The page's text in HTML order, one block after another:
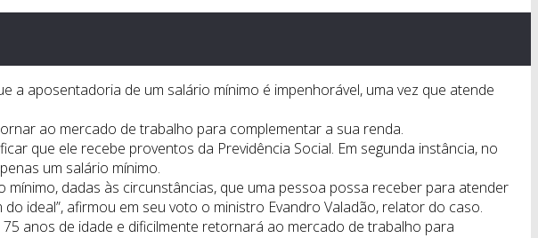
a aposentadoria de um salário mínimo é impenhorável, uma vez que atende
ao mercado de trabalho para complementar a sua renda.
que ele recebe proventos da Previdência Social. Em segunda instância, no
um salário mínimo.
dadas às circunstâncias, que uma pessoa possa receber para atender
ideal”, afirmou em seu voto o ministro Evandro Valadão, relator do caso.
anos de idade e dificilmente retornará ao mercado de trabalho para